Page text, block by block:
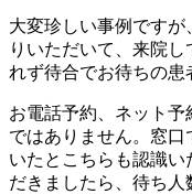
大変珍しい事例です
りいただいて、来院
れず待合でお待ちの患
お電話予約、ネット予
ではありません。窓
いたとこちらも認識
だきましたら、待ち